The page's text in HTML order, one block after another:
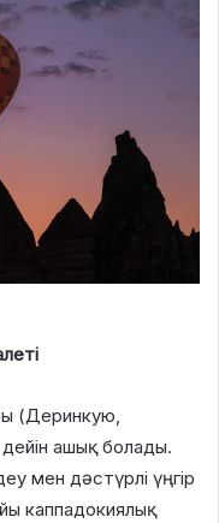
(Деринкую,
ашық болады.
мен дәстүрлі үңгір
каппадокиялық